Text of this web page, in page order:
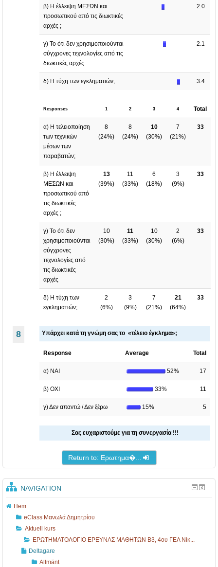
β) Η έλλειψη ΜΕΣΩΝ και
προσωπικού από τις διωκτικές
αρχές ;
2.0
γ) Το ότι δεν χρησιμοποιούνται
σύγχρονες τεχνολογίες από τις
διωκτικές αρχές
2.1
δ) Η τύχη των εγκληματιών; 3.4
Responses 1 2 3 4 Total
α) Η τελειοποίηση
των τεχνικών
μέσων των
παραβατών;
8
(24%)
8
(24%)
10
(30%)
7
(21%)
33
β) Η έλλειψη
ΜΕΣΩΝ και
προσωπικού από
τις διωκτικές
αρχές ;
13
(39%)
11
(33%)
6
(18%)
3
(9%)
33
γ) Το ότι δεν
χρησιμοποιούνται
σύγχρονες
τεχνολογίες από
τις διωκτικές
αρχές
10
(30%)
11
(33%)
10
(30%)
2
(6%)
33
δ) Η τύχη των
εγκληματιών;
2
(6%)
3
(9%)
7
(21%)
21
(64%)
33
8 Υπάρχει κατά τη γνώμη σας το «τέλειο έγκλημα»;
Response Average Total
α) ΝΑΙ 52% 17
β) ΟΧΙ 33% 11
γ) Δεν απαντώ / Δεν ξέρω 15% 5
Σας ευχαριστούμε για τη συνεργασία !!!
Return to: Ερωτημα�...
NAVIGATION
Hem
eClass Μανωλά Δημητρίου
Aktuell kurs
ΕΡΩΤΗΜΑΤΟΛΟΓΙΟ ΕΡΕΥΝΑΣ ΜΑΘΗΤΩΝ B3, 4ου ΓΕΛ Νίκ...
Deltagare
Allmänt